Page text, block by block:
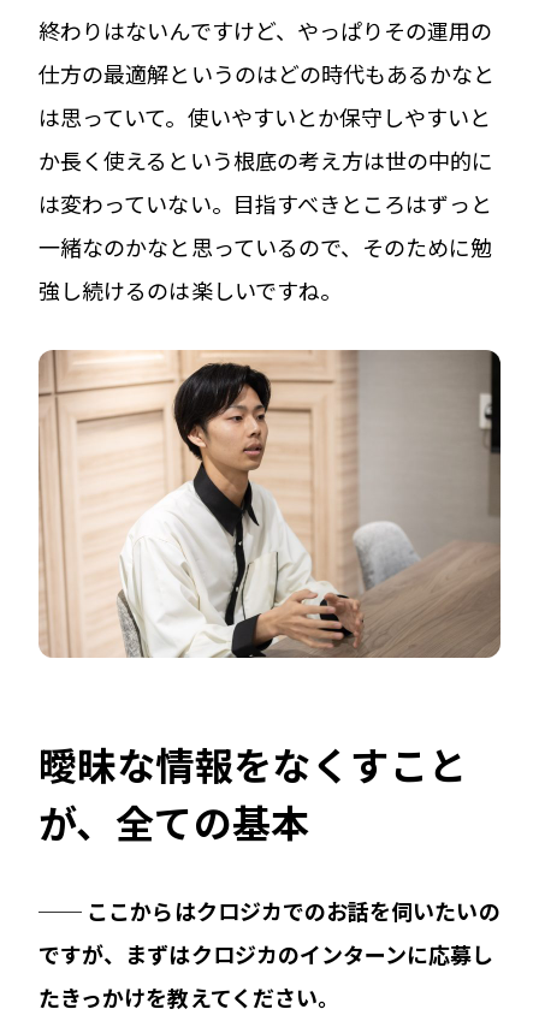
終わりはないんですけど、やっぱりその運用の
仕方の最適解というのはどの時代もあるかなと
は思っていて。使いやすいとか保守しやすいと
か長く使えるという根底の考え方は世の中的に
は変わっていない。目指すべきところはずっと
一緒なのかなと思っているので、そのために勉
強し続けるのは楽しいですね。
曖昧な情報をなくすこと
が、全ての基本
── ここからはクロジカでのお話を伺いたいの
ですが、まずはクロジカのインターンに応募し
たきっかけを教えてください。